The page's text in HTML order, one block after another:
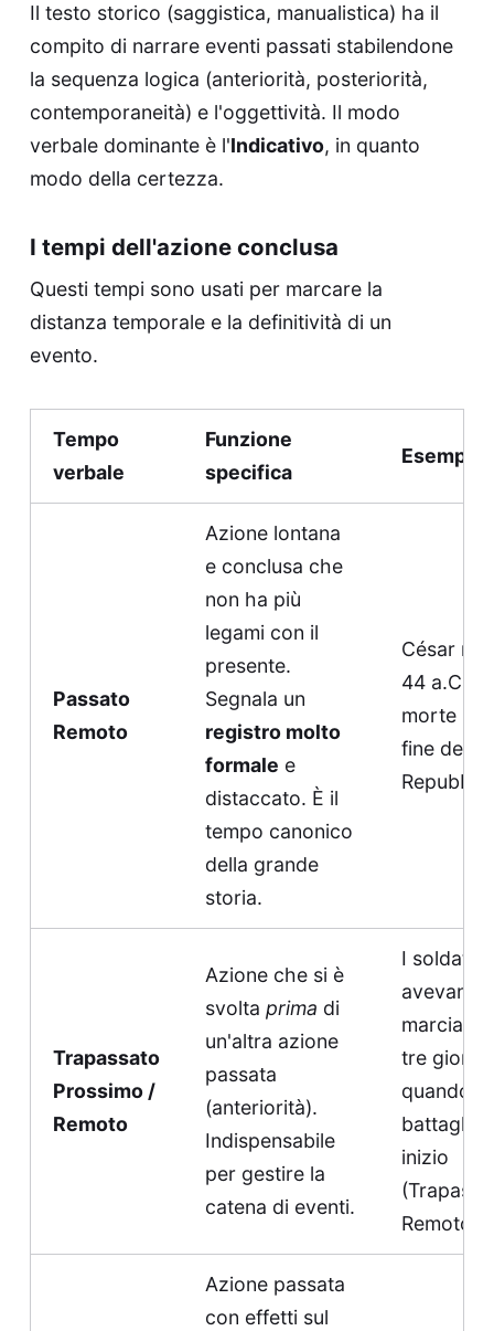
Il testo storico (saggistica, manualistica) ha il
compito di narrare eventi passati stabilendone
la sequenza logica (anteriorità, posteriorità,
contemporaneità) e l'oggettività. Il modo
verbale dominante è l'Indicativo, in quanto
modo della certezza.
I tempi dell'azione conclusa
Questi tempi sono usati per marcare la
distanza temporale e la definitività di un
evento.
Tempo
verbale
Funzione
specifica
Esempio
Passato
Remoto
Azione lontana
e conclusa che
non ha più
legami con il
presente.
Segnala un
registro molto
formale e
distaccato. È il
tempo canonico
della grande
storia.
César
44 a.C.
morte
fine della
Trapassato
Prossimo /
Remoto
Azione che si è
svoltaprima di
un'altra azione
passata
(anteriorità).
Indispensabile
per gestire la
catena di eventi.
I soldati
avevano
marciato
tre giorni
quando la
battaglia
inizio
Remoto).
Azione passata
con effetti sul